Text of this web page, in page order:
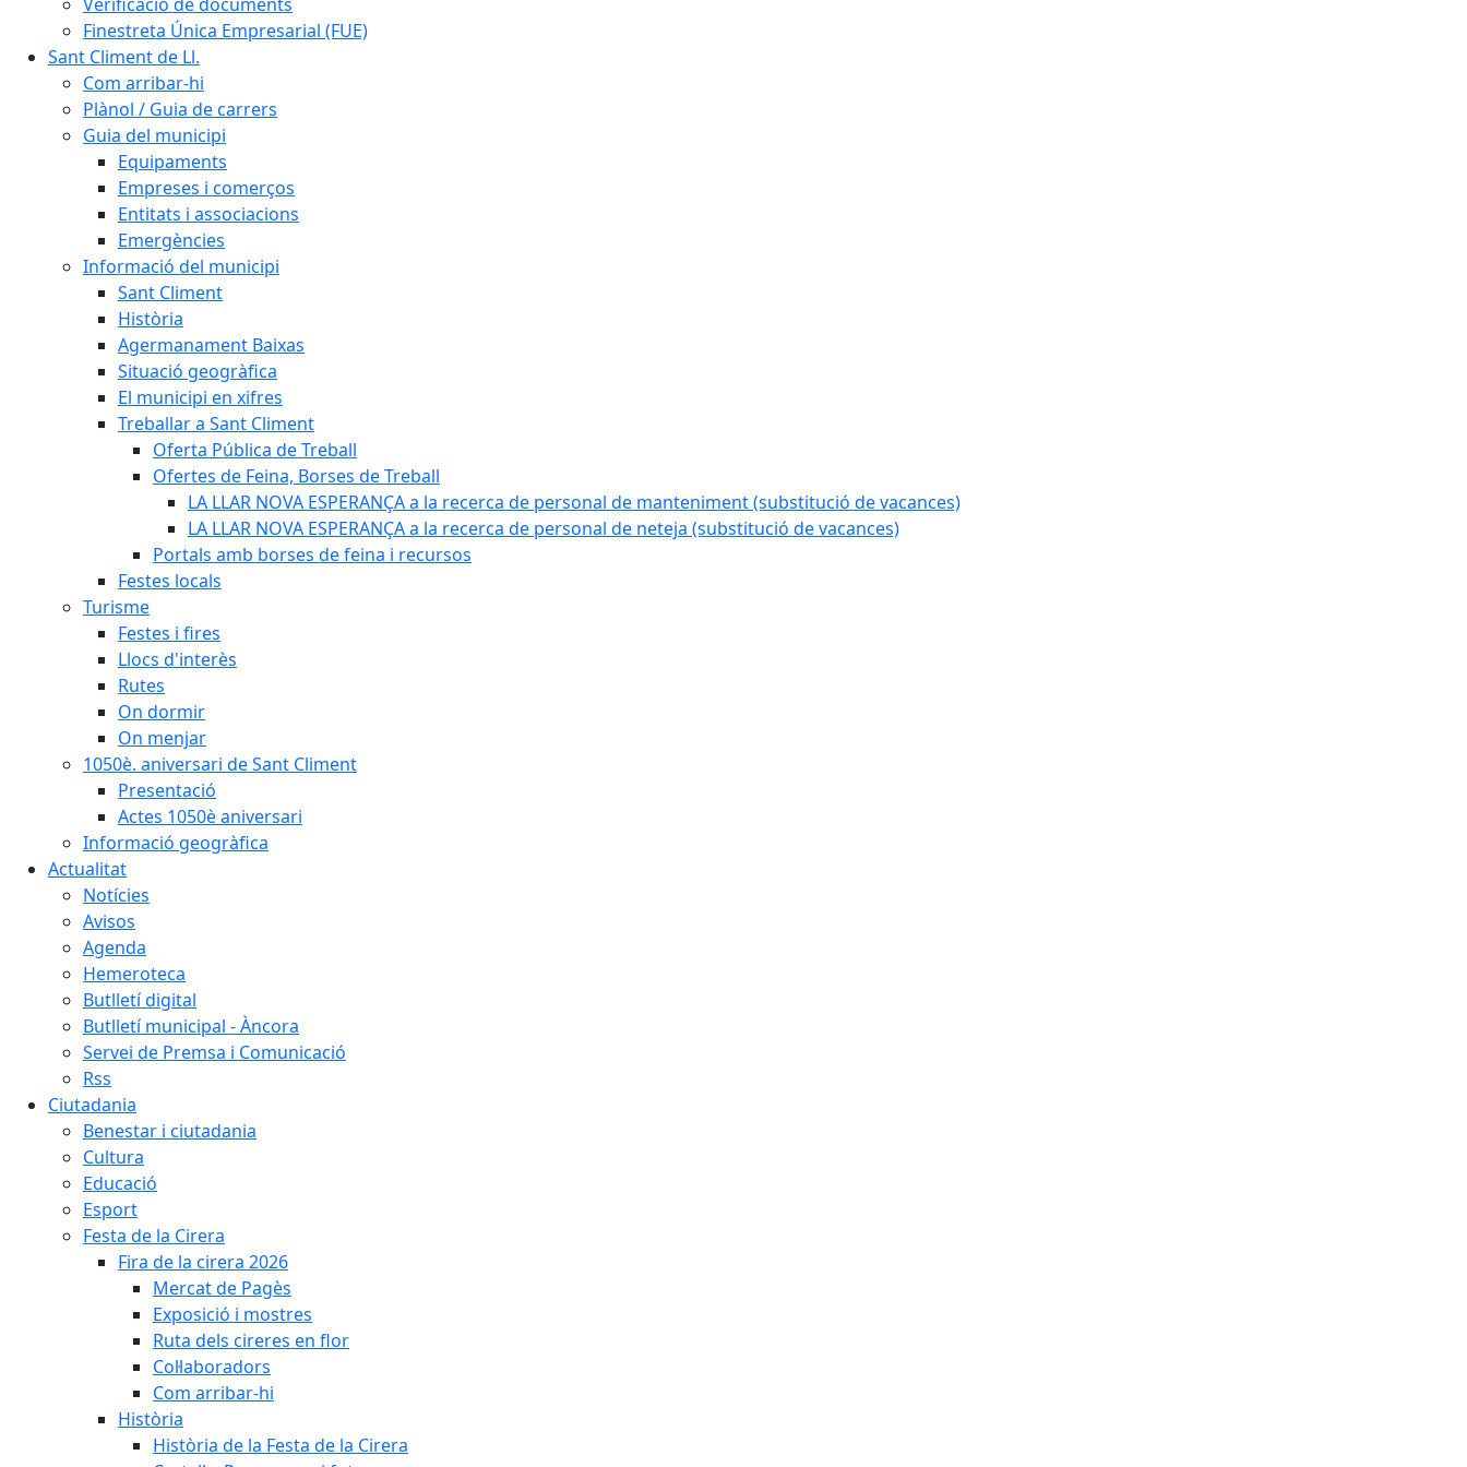
Finestreta Única Empresarial (FUE)
Sant Climent de Ll.
Com arribar-hi
Plànol / Guia de carrers
Guia del municipi
Equipaments
Empreses i comerços
Entitats i associacions
Emergències
Informació del municipi
Sant Climent
Història
Agermanament Baixas
Situació geogràfica
El municipi en xifres
Treballar a Sant Climent
Oferta Pública de Treball
Ofertes de Feina, Borses de Treball
LA LLAR NOVA ESPERANÇA a la recerca de personal de manteniment (substitució de vacances)
LA LLAR NOVA ESPERANÇA a la recerca de personal de neteja (substitució de vacances)
Portals amb borses de feina i recursos
Festes locals
Turisme
Festes i fires
Llocs d'interès
Rutes
On dormir
On menjar
1050è. aniversari de Sant Climent
Presentació
Actes 1050è aniversari
Informació geogràfica
Actualitat
Notícies
Avisos
Agenda
Hemeroteca
Butlletí digital
Butlletí municipal - Àncora
Servei de Premsa i Comunicació
Rss
Ciutadania
Benestar i ciutadania
Cultura
Educació
Esport
Festa de la Cirera
Fira de la cirera 2026
Mercat de Pagès
Exposició i mostres
Ruta dels cireres en flor
Col·laboradors
Com arribar-hi
Història
Història de la Festa de la Cirera